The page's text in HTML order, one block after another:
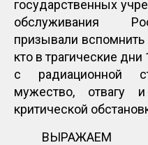
государственных
обслуживания
призывали
кто в трагические дни
с радиационной
мужество, отвагу
критической